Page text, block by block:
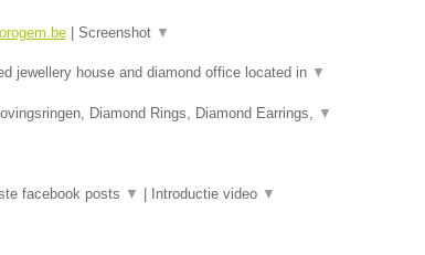
| Screenshot ▼
jewellery house and diamond office located in ▼
Diamond Rings, Diamond Earrings, ▼
facebook posts ▼ Introductie video ▼